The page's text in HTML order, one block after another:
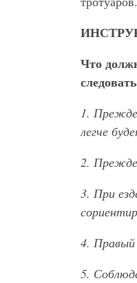
Что
1. Прежде
легче
2.
3. При
4.
5.